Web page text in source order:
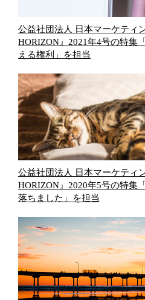
公益社団法人 日本マーケティ
HORIZON』2021年4号の特集
える権利」を担当
公益社団法人 日本マーケティ
HORIZON』2020年5号の特集
落ちました」を担当